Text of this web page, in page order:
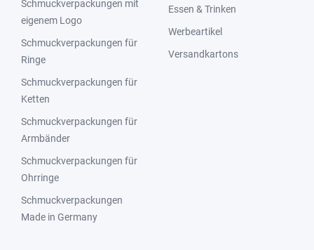
Schmuckverpackungen mit
eigenem Logo
Schmuckverpackungen für
Ringe
Schmuckverpackungen für
Ketten
Schmuckverpackungen für
Armbänder
Schmuckverpackungen für
Ohrringe
Schmuckverpackungen
Made in Germany
Essen & Trinken
Werbeartikel
Versandkartons